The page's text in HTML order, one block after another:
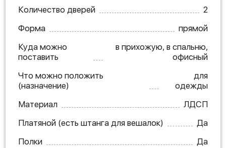
Количество дверей
2
Форма
прямой
Куда можно
поставить
в прихожую, в спальню,
офисный
Что можно положить
(назначение)
для
одежды
Материал
ЛДСП
Платяной (есть штанга для вешалок)
Да
Полки
Да